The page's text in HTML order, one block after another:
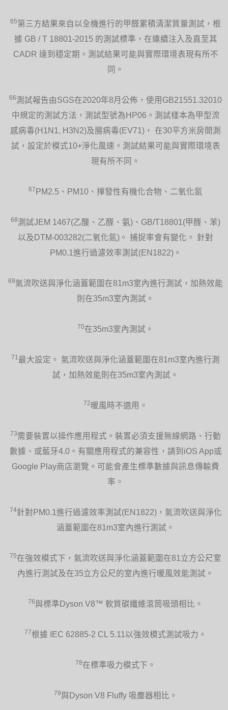
65第三方結果來自以全機進行的甲醛累積清潔質量測試，根
據 GB / T 18801-2015 的測試標準，在連續注入及直至其
CADR 達到穩定期。測試結果可能與實際環境表現有所不
同。
66測試報告由SGS在2020年8月公佈，使用GB21551.32010
中規定的測試方法，測試型號為HP06。測試樣本為甲型流
感病毒(H1N1, H3N2)及腸病毒(EV71)， 在30平方米房間測
試，設定於模式10+淨化風速。測試結果可能與實際環境表
現有所不同。
67 PM2.5、PM10、揮發性有機化合物、二氧化氮
68測試JEM 1467(乙酸、乙醛、氨)、GB/T18801(甲醛、苯)
以及DTM-003282(二氧化氮)。 捕捉率會有變化。 針對
PM0.1進行過濾效率測試(EN1822)。
69氣流吹送與淨化涵蓋範圍在81m3室內進行測試，加熱效能
則在35m3室內測試。
70在35m3室內測試。
71 最大設定。 氣流吹送與淨化涵蓋範圍在81m3室內進行測
試，加熱效能則在35m3室內測試。
72 暖風時不適用。
73需要裝置以操作應用程式。裝置必須支援無線網路、行動
數據、或藍牙4.0。有關應用程式的兼容性，請到iOS App或
Google Play商店瀏覽。可能會產生標準數據與訊息傳輸費
率。
74針對PM0.1進行過濾效率測試(EN1822)，氣流吹送與淨化
涵蓋範圍在81m3室內進行測試。
75在強效模式下，氣流吹送與淨化涵蓋範圍在81立方公尺室
內進行測試及在35立方公尺的室內進行暖風效能測試。
76與標準Dyson V8™ 軟質碳纖維滾筒吸頭相比。
77根據 IEC 62885-2 CL 5.11以強效模式測試吸力。
78在標準吸力模式下。
79與Dyson V8 Fluffy 吸塵器相比。